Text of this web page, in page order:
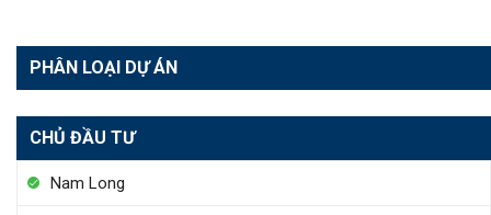
PHÂN LOẠI DỰ ÁN
CHỦ ĐẦU TƯ
Nam Long